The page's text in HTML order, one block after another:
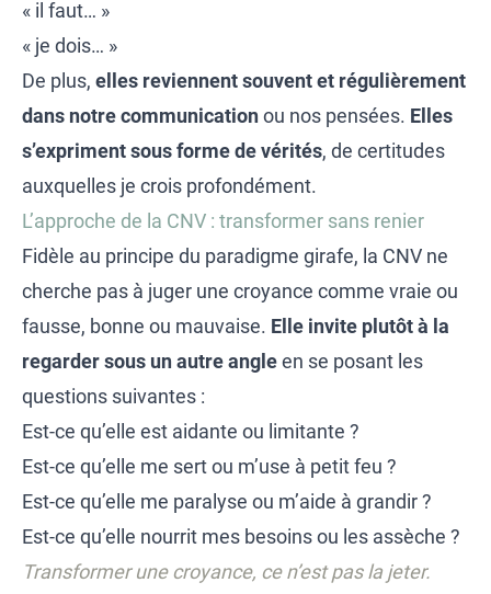
« il faut… »
« je dois… »
De plus, elles reviennent souvent et régulièrement
dans notre communicationou nos pensées. Elles
s’expriment sous forme de vérités, de certitudes
auxquelles je crois profondément.
L’approche de la CNV : transformer sans renier
Fidèle au principe du paradigme girafe, la CNV ne
cherche pas à juger une croyance comme vraie ou
fausse, bonne ou mauvaise. Elle invite plutôt à la
regarder sous un autre angleen se posant les
questions suivantes :
Est-ce qu’elle est aidante ou limitante ?
Est-ce qu’elle me sert ou m’use à petit feu ?
Est-ce qu’elle me paralyse ou m’aide à grandir ?
Est-ce qu’elle nourrit mes besoins ou les assèche ?
Transformer une croyance, ce n’est pas la jeter.